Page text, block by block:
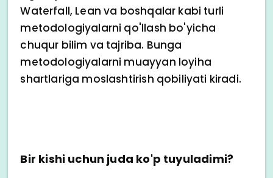
Waterfall, Lean va boshqalar kabi turli
metodologiyalarni qo'llash bo'yicha
chuqur bilim va tajriba. Bunga
metodologiyalarni muayyan loyiha
shartlariga moslashtirish qobiliyati kiradi.
Bir kishi uchun juda ko'p tuyuladimi?